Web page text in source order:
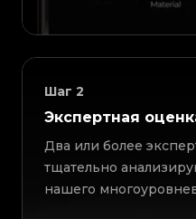
Шаг 2
Экспертная
Два или более
тщательно
нашего